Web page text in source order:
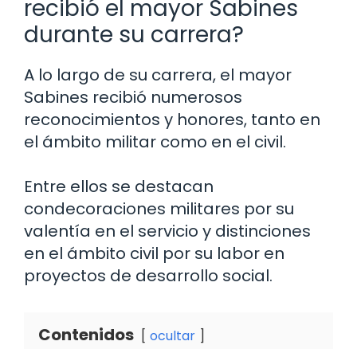
recibió el mayor Sabines
durante su carrera?
A lo largo de su carrera, el mayor
Sabines recibió numerosos
reconocimientos y honores, tanto en
el ámbito militar como en el civil.
Entre ellos se destacan
condecoraciones militares por su
valentía en el servicio y distinciones
en el ámbito civil por su labor en
proyectos de desarrollo social.
Contenidos ocultar